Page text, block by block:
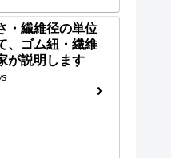
・繊維径の単位
、ゴム紐・繊維
が説明します